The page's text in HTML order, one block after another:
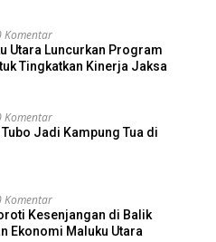
Komentar
Utara Luncurkan Program
Tingkatkan Kinerja Jaksa
Komentar
Jadi Kampung Tua di
Komentar
Kesenjangan di Balik
Ekonomi Maluku Utara